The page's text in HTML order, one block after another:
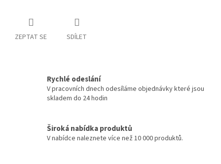
ZEPTAT SE SDÍLET
Rychlé odeslání
V pracovních dnech odesíláme objednávky které jsou
skladem do 24 hodin
Široká nabídka produktů
V nabídce naleznete více než 10 000 produktů.